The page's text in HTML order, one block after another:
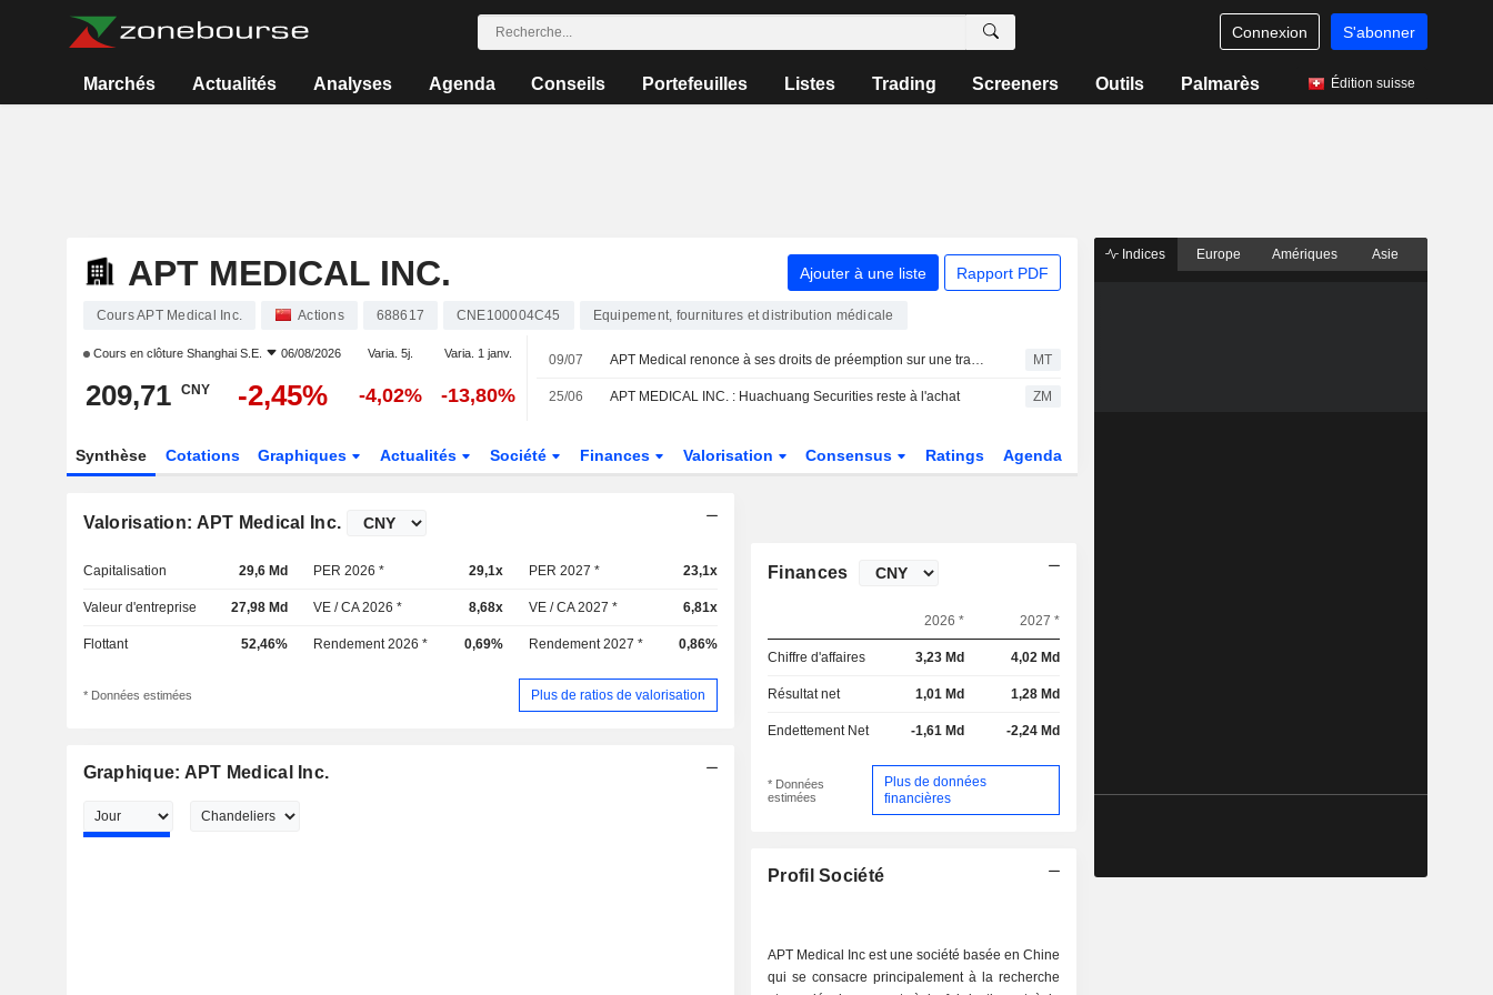
Connexion S'abonner
Marchés Actualités Analyses Agenda Conseils Portefeuilles Listes Trading Screeners Outils Palmarès Édition suisse
APT MEDICAL INC. Ajouter à une liste Rapport PDF
Cours APT Medical Inc. Actions 688617 CNE100004C45 Equipement, fournitures et distribution médicale
Cours en clôture Shanghai S.E. 06/08/2026 Varia. 5j. Varia. 1 janv.
209,71 CNY -2,45% -4,02% -13,80%
09/07 APT Medical renonce à ses droits de préemption sur une transaction entre parties liées ; le titre grimpe de 4 % MT
25/06 APT MEDICAL INC. : Huachuang Securities reste à l'achat ZM
Synthèse Cotations Graphiques Actualités Société Finances Valorisation Consensus Ratings Agenda
Valorisation: APT Medical Inc.
Capitalisation 29,6 Md PER 2026 * 29,1x PER 2027 * 23,1x
Valeur d'entreprise 27,98 Md VE / CA 2026 * 8,68x VE / CA 2027 * 6,81x
Flottant 52,46% Rendement 2026 * 0,69% Rendement 2027 * 0,86%
* Données estimées Plus de ratios de valorisation
Graphique: APT Medical Inc.
Finances
2026 * 2027 *
Chiffre d'affaires 3,23 Md 4,02 Md
Résultat net 1,01 Md 1,28 Md
Endettement Net -1,61 Md -2,24 Md
* Données
estimées
Plus de données
financières
Profil Société
APT Medical Inc est une société basée en Chine
qui se consacre principalement à la recherche
Indices Europe Amériques Asie